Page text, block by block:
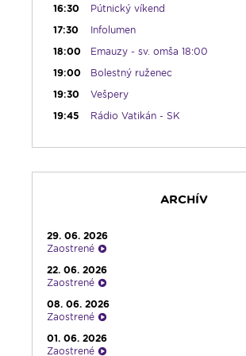
16:30
Pútnický víkend
17:30
Infolumen
18:00
Emauzy - sv. omša 18:00
19:00
Bolestný ruženec
19:30
Vešpery
19:45
Rádio Vatikán - SK
Spoznávame Bibliu
23:00
Čítanie na pokračovanie + repríza
zamyslenia zo 6:30
23:30
Infolumen - repríza
ARCHÍV
29. 06. 2026
Zaostrené
22. 06. 2026
Zaostrené
08. 06. 2026
Zaostrené
01. 06. 2026
Zaostrené